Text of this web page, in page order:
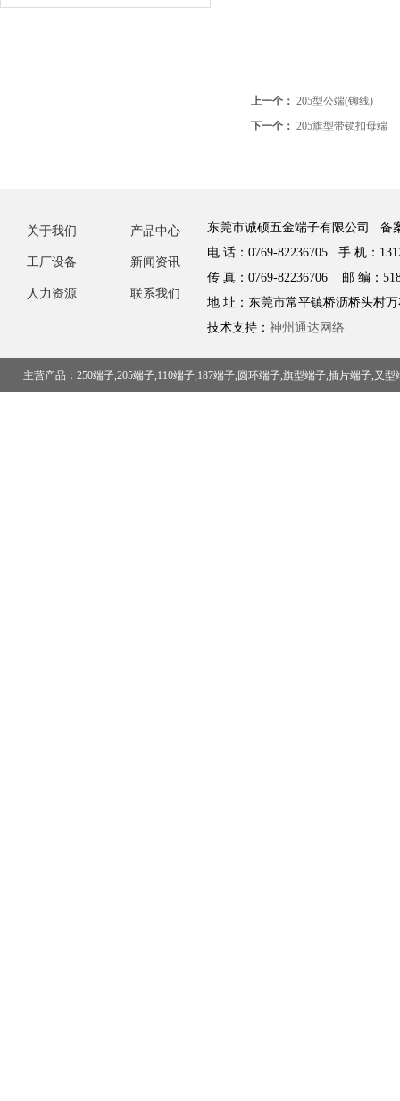
上一个： 205型公端(铆线)
下一个： 205旗型带锁扣母端
关于我们 产品中心
工厂设备 新闻资讯
人力资源 联系我们
东莞市诚硕五金端子有限公司 备
电 话：0769-82236705 手 机：
传 真：0769-82236706 邮 编：
地 址：东莞市常平镇桥沥桥头村
技术支持： 神州通达网络
主营产品：250端子,205端子,110端子,187端子,圆环端子,旗型端子,插片端子,